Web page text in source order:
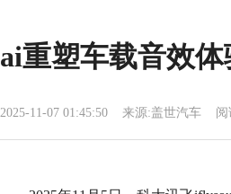
ai重塑车载音效
2025-11-07 01:45:50 来源:盖世汽车